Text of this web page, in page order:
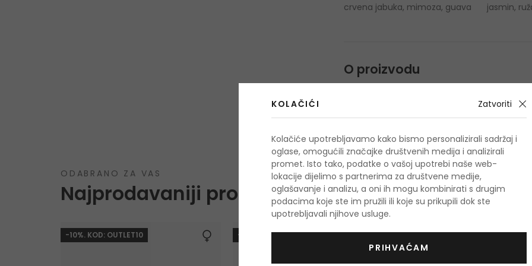
crvena jabuka, mimoza, guava jasmin,
O proizvodu
ODABRANO ZA VAS
Najprodavaniji proizvodi
-10%. KOD: OUTLET10 -10%. KOD: OUTLET10
KOLAČIĆI Zatvoriti
Kolačiće upotrebljavamo kako bismo personalizirali sadržaj i
oglase, omogućili značajke društvenih medija i analizirali
promet. Isto tako, podatke o vašoj upotrebi naše web-
lokacije dijelimo s partnerima za društvene medije,
oglašavanje i analizu, a oni ih mogu kombinirati s drugim
podacima koje ste im pružili ili koje su prikupili dok ste
upotrebljavali njihove usluge.
PRIHVAĆAM